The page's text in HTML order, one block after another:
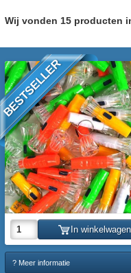
Wij vonden 15 producten
BESTSELLER
In winkelwagen
? Meer informatie